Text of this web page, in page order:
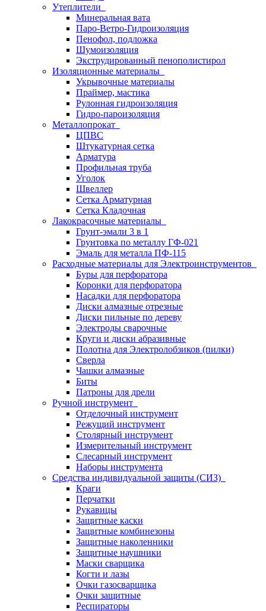
Утеплители
Минеральная вата
Паро-Ветро-Гидроизоляция
Пенофол, подложка
Шумоизоляция
Экструдированный пенополистирол
Изоляционные материалы
Укрывочные материалы
Праймер, мастика
Рулонная гидроизоляция
Гидро-пароизоляция
Металлопрокат
ЦПВС
Штукатурная сетка
Арматура
Профильная труба
Уголок
Швеллер
Сетка Арматурная
Сетка Кладочная
Лакокрасочные материалы
Грунт-эмали 3 в 1
Грунтовка по металлу ГФ-021
Эмаль для металла ПФ-115
Расходные материалы для Электроинструментов
Буры для перфоратора
Коронки для перфоратора
Насадки для перфоратора
Диски алмазные отрезные
Диски пильные по дереву
Электроды сварочные
Круги и диски абразивные
Полотна для Электролобзиков (пилки)
Сверла
Чашки алмазные
Биты
Патроны для дрели
Ручной инструмент
Отделочный инструмент
Режущий инструмент
Столярный инструмент
Измерительный инструмент
Слесарный инструмент
Наборы инструмента
Средства индивидуальной защиты (СИЗ)
Краги
Перчатки
Рукавицы
Защитные каски
Защитные комбинезоны
Защитные наколенники
Защитные наушники
Маски сварщика
Когти и лазы
Очки газосварщика
Очки защитные
Респираторы